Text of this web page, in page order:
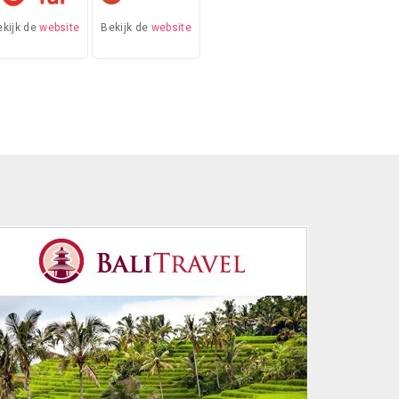
dewebsite Bekijk de website